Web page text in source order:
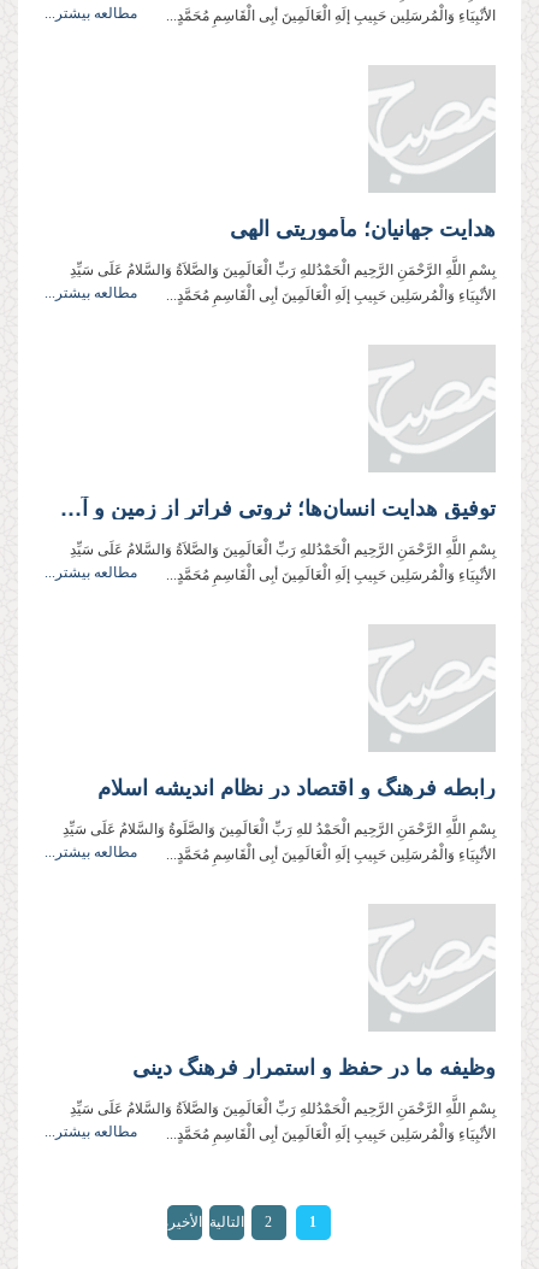
الأنْبِیَاءِ وَالْمُرسَلِین حَبِیبِ إلَهِ الْعَالَمِینَ أبِی الْقَاسِمِ مُحَمَّدٍ...
مطالعه بیشتر...
هدایت جهانیان؛ مأموریتی الهی
بِسْمِ اللَّهِ الرَّحْمَنِ الرَّحِیم الْحَمْدُللهِ رَبِّ الْعَالَمِینَ وَالصَّلاَةُ وَالسَّلامُ عَلَی سَیِّدِ
الأنْبِیَاءِ وَالْمُرسَلِین حَبِیبِ إلَهِ الْعَالَمِینَ أبِی الْقَاسِمِ مُحَمَّدٍ...
مطالعه بیشتر...
توفیق هدایت انسان‌ها؛ ثروتی فراتر از زمین و آسمان!
بِسْمِ اللَّهِ الرَّحْمَنِ الرَّحِیم الْحَمْدُللهِ رَبِّ الْعَالَمِینَ وَالصَّلاَةُ وَالسَّلامُ عَلَی سَیِّدِ
الأنْبِیَاءِ وَالْمُرسَلِین حَبِیبِ إلَهِ الْعَالَمِینَ أبِی الْقَاسِمِ مُحَمَّدٍ...
مطالعه بیشتر...
رابطه فرهنگ و اقتصاد در نظام اندیشه اسلام
بِسْمِ اللَّهِ الرَّحْمَنِ الرَّحِیم الْحَمْدُ للهِ رَبِّ الْعَالَمِینَ وَالصَّلَوةُ وَالسَّلامُ عَلَی سَیِّدِ
الأنْبِیَاءِ وَالْمُرسَلِین حَبِیبِ إلَهِ الْعَالَمِینَ أبِی الْقَاسِمِ مُحَمَّدٍ...
مطالعه بیشتر...
وظیفه ما در حفظ و استمرار فرهنگ دینی
بِسْمِ اللَّهِ الرَّحْمَنِ الرَّحِيم الْحَمْدُللهِ رَبِّ الْعَالَمِینَ وَالصَّلاَةُ وَالسَّلامُ عَلَی سَیِّدِ
الأنْبِیَاءِ وَالْمُرسَلِین حَبِیبِ إلَهِ الْعَالَمِینَ أبِی الْقَاسِمِ مُحَمَّدٍ...
مطالعه بیشتر...
1
2 التالية الأخيرة